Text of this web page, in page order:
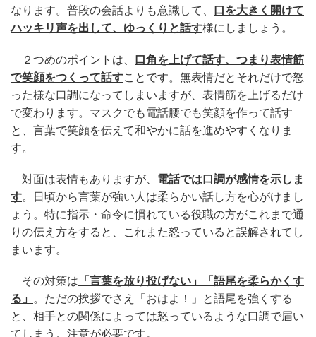
なります。普段の会話よりも意識して、
口を大きく開けて
ハッキリ声を出して、ゆっくりと話す様にしましょう。
２つめのポイントは、
口角を上げて話す、つまり表情筋
で笑顔をつくって話すことです。無表情だとそれだけで怒
った様な口調になってしまいますが、表情筋を上げるだけ
で変わります。マスクでも電話腰でも笑顔を作って話す
と、言葉で笑顔を伝えて和やかに話を進めやすくなりま
す。
対面は表情もありますが、 電話では口調が感情を示しま
す。日頃から言葉が強い人は柔らかい話し方を心がけまし
ょう。特に指示・命令に慣れている役職の方がこれまで通
りの伝え方をすると、これまた怒っていると誤解されてし
まいます。
その対策は 「言葉を放り投げない」「語尾を柔らかくす
る」
。ただの挨拶でさえ「おはよ！」と語尾を強くする
と、相手との関係によっては怒っているような口調で届い
てしまう。注意が必要です。